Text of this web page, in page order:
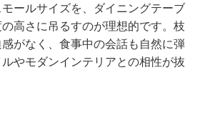
ールサイズを、ダイニングテーブ
高さに吊るすのが理想的です。枝
がなく、食事中の会話も自然に弾
やモダンインテリアとの相性が抜